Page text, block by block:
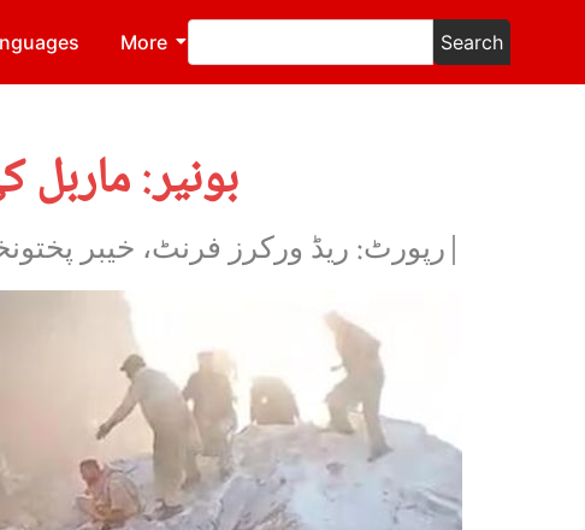
More Search
بونیر:
|رپورٹ: ریڈ ورکرز فرنٹ، خیبر